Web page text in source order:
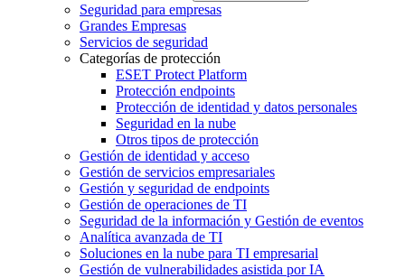
Seguridad para empresas
Grandes Empresas
Servicios de seguridad
Categorías de protección
ESET Protect Platform
Protección endpoints
Protección de identidad y datos personales
Seguridad en la nube
Otros tipos de protección
Gestión de identidad y acceso
Gestión de servicios empresariales
Gestión y seguridad de endpoints
Gestión de operaciones de TI
Seguridad de la información y Gestión de eventos
Analítica avanzada de TI
Soluciones en la nube para TI empresarial
Gestión de vulnerabilidades asistida por IA